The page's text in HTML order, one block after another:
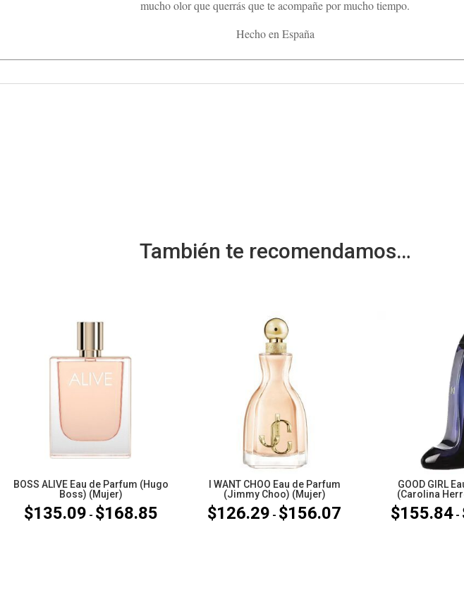
mucho olor que querrás que te acompañe por mucho tiempo.
Hecho en España
También te recomendamos…
BOSS ALIVE Eau de Parfum (Hugo
Boss) (Mujer)
$135.09 - $168.85
I WANT CHOO Eau de Parfum
(Jimmy Choo) (Mujer)
$126.29 - $156.07
GOOD GIRL
(Carolina
$155.84 -